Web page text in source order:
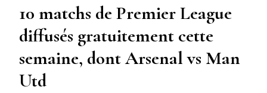
10 matchs de Premier League
diffusés gratuitement cette
semaine, dont Arsenal vs Man
Utd